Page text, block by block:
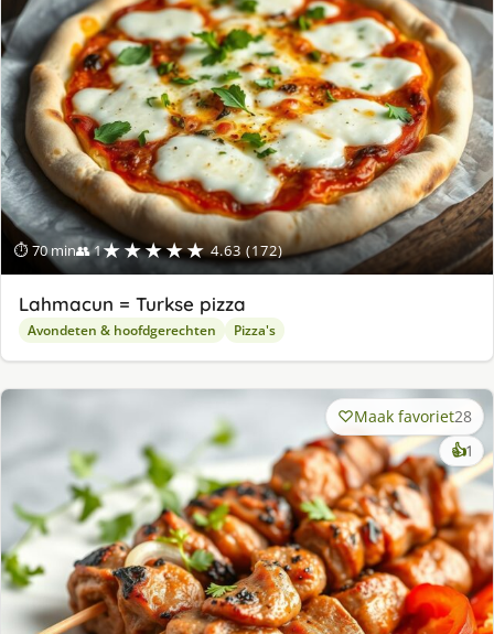
⏱ 70 min👥 1★★★★★ 4.63 (172)
Lahmacun = Turkse pizza
Avondeten & hoofdgerechten Pizza's
Maak favoriet28
👍1